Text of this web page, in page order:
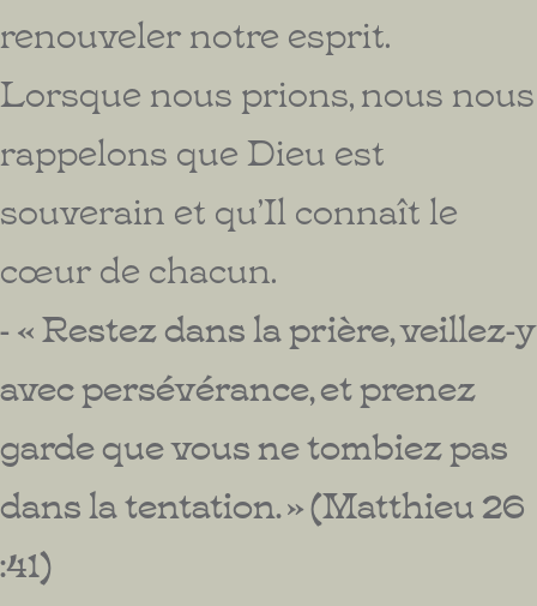
renouveler notre esprit.
Lorsque nous prions, nous nous
rappelons que Dieu est
souverain et qu’Il connaît le
cœur de chacun.
- « Restez dans la prière, veillez-y
avec persévérance, et prenez
garde que vous ne tombiez pas
dans la tentation. » (Matthieu 26
:41)